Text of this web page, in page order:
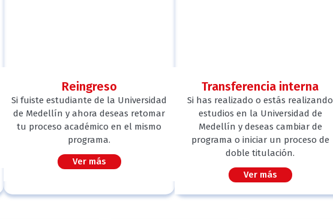
Reingreso
Si fuiste estudiante de la Universidad
de Medellín y ahora deseas retomar
tu proceso académico en el mismo
programa.
Ver más
Transferencia interna
Si has realizado o estás realizando
estudios en la Universidad de
Medellín y deseas cambiar de
programa o iniciar un proceso de
doble titulación.
Ver más